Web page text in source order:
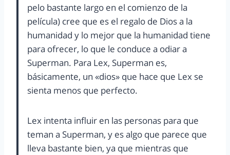
pelo bastante largo en el comienzo de la
película) cree que es el regalo de Dios a la
humanidad y lo mejor que la humanidad tiene
para ofrecer, lo que le conduce a odiar a
Superman. Para Lex, Superman es,
básicamente, un «dios» que hace que Lex se
sienta menos que perfecto.
Lex intenta influir en las personas para que
teman a Superman, y es algo que parece que
lleva bastante bien, ya que mientras que